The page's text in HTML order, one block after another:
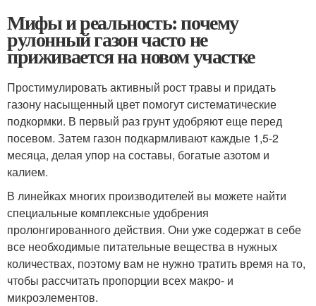
Мифы и реальность: почему
рулонный газон часто не
приживается на новом участке
Простимулировать активный рост травы и придать
газону насыщенный цвет помогут систематические
подкормки. В первый раз грунт удобряют еще перед
посевом. Затем газон подкармливают каждые 1,5-2
месяца, делая упор на составы, богатые азотом и
калием.
В линейках многих производителей вы можете найти
специальные комплексные удобрения
пролонгированного действия. Они уже содержат в себе
все необходимые питательные вещества в нужных
количествах, поэтому вам не нужно тратить время на то,
чтобы рассчитать пропорции всех макро- и
микроэлементов.